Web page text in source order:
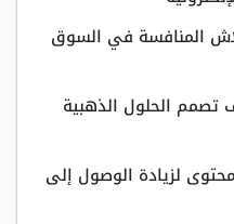
المنافسة في السوق
تصمم الحلول الذهبية
لزيادة الوصول إلى